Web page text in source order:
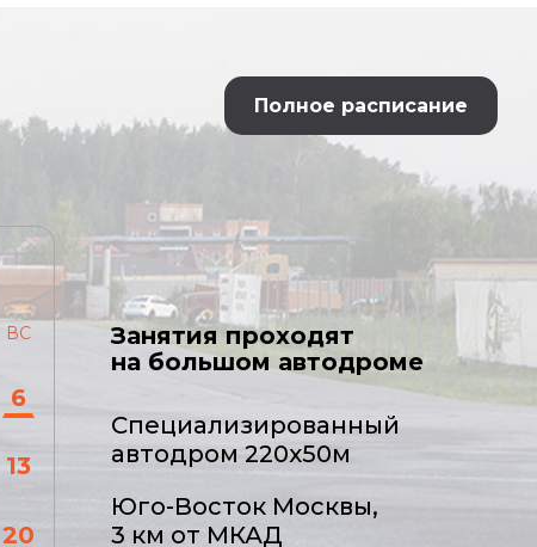
Полное расписание
ВС
6
13
20
Занятия проходят
на большом автодроме
Специализированный
автодром 220x50м
Юго-Восток Москвы,
3 км от МКАД